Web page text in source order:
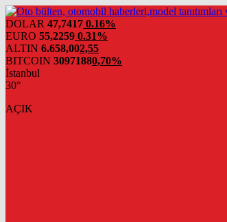
DOLAR 47,7417 0.16%
EURO 55,2259 0.31%
ALTIN 6.658,002,55
BITCOIN 30971880,70%
İstanbul
30°
AÇIK